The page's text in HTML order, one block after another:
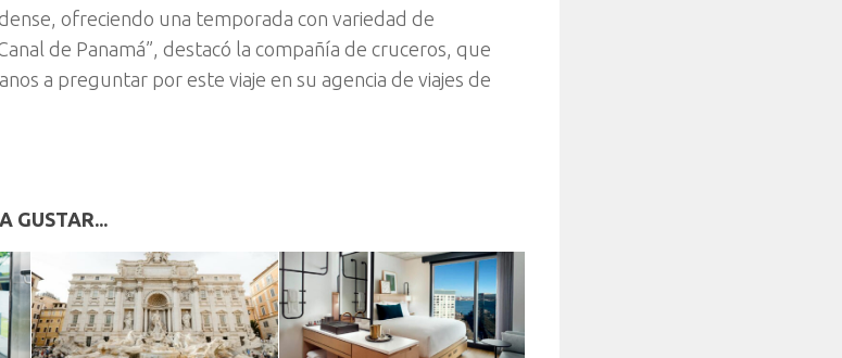
ofreciendo una temporada con variedad de
de Panamá”, destacó la compañía de cruceros, que
a preguntar por este viaje en su agencia de viajes de
GUSTAR...